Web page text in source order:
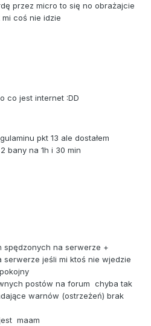
przez micro to się no obrażajcie
coś nie idzie
co jest internet :DD
pkt 13 ale dostałem
bany na 1h i 30 min
spędzonych na serwerze +
jeśli mi ktoś nie wjedzie
postów na forum chyba tak
warnów (ostrzeżeń) brak
maam